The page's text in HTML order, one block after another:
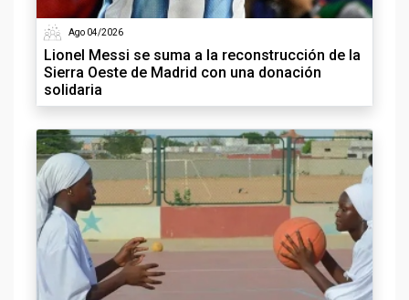
Ago 04/2026
Lionel Messi se suma a la reconstrucción de la
Sierra Oeste de Madrid con una donación
solidaria